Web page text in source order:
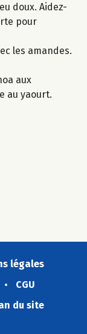
doux. Aidez-
pour
les amandes.
aux
au yaourt.
légales
CGU
du site